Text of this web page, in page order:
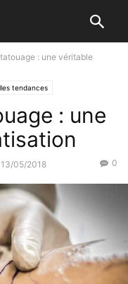
: une véritable
tendances
: une
13/05/2018 0